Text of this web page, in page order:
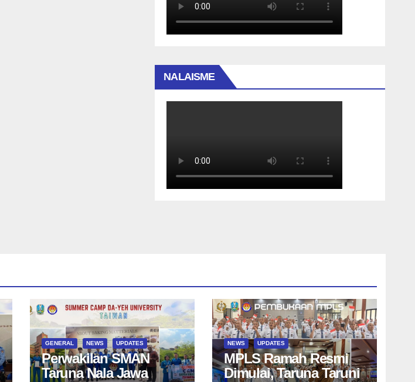
NALAISME
GENERAL NEWS UPDATES
Perwakilan SMAN
Taruna Nala Jawa
NEWS UPDATES
MPLS Ramah Resmi
Dimulai, Taruna Taruni